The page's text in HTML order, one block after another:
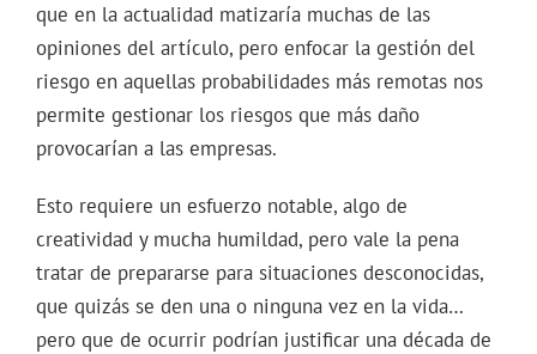
que en la actualidad matizaría muchas de las
opiniones del artículo, pero enfocar la gestión del
riesgo en aquellas probabilidades más remotas nos
permite gestionar los riesgos que más daño
provocarían a las empresas.
Esto requiere un esfuerzo notable, algo de
creatividad y mucha humildad, pero vale la pena
tratar de prepararse para situaciones desconocidas,
que quizás se den una o ninguna vez en la vida…
pero que de ocurrir podrían justificar una década de